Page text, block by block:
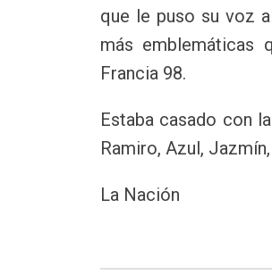
que le puso su voz
más emblemáticas
Francia 98.
Estaba casado con
Ramiro, Azul,
La Nación